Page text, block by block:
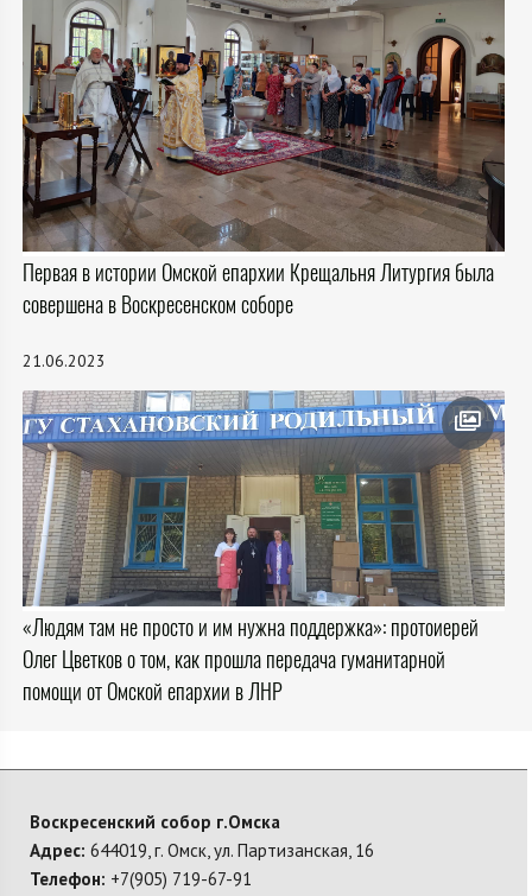
Первая в истории Омской епархии Крещальня Литургия была
совершена в Воскресенском соборе
21.06.2023
«Людям там не просто и им нужна поддержка»: протоиерей
Олег Цветков о том, как прошла передача гуманитарной
помощи от Омской епархии в ЛНР
Воскресенский собор г.Омска
Адрес: 644019, г. Омск, ул. Партизанская, 16
Телефон: +7(905) 719-67-91